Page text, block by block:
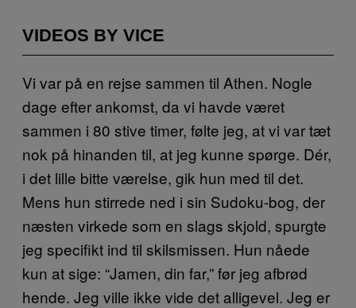
VIDEOS BY VICE
Vi var på en rejse sammen til Athen. Nogle
dage efter ankomst, da vi havde været
sammen i 80 stive timer, følte jeg, at vi var tæt
nok på hinanden til, at jeg kunne spørge. Dér,
i det lille bitte værelse, gik hun med til det.
Mens hun stirrede ned i sin Sudoku-bog, der
næsten virkede som en slags skjold, spurgte
jeg specifikt ind til skilsmissen. Hun nåede
kun at sige: “Jamen, din far,” før jeg afbrød
hende. Jeg ville ikke vide det alligevel. Jeg er